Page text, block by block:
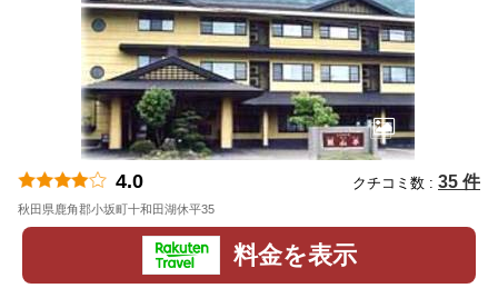
4.0 クチコミ数 : 35 件
秋田県鹿角郡小坂町十和田湖休平35
料金を表示